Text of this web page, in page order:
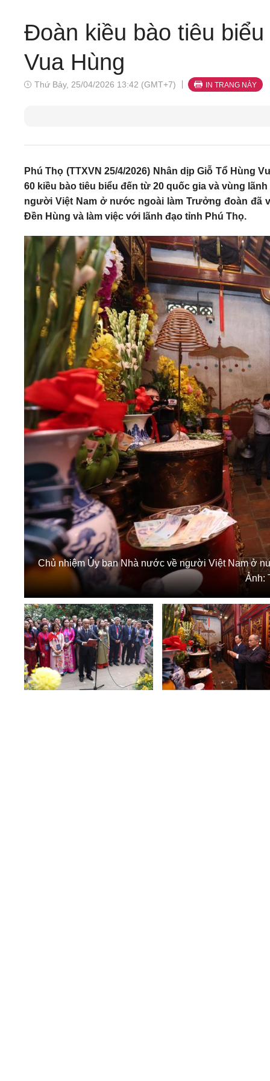
Đoàn kiều bào tiêu
Vua Hùng
Thứ Bảy, 25/04/2026 13:42 (GMT+7) IN TRANG NÀY
Phú Thọ (TTXVN 25/4/2026) Nhân dịp Giỗ Tổ Hùng
60 kiều bào tiêu biểu đến từ 20 quốc gia và vùng
người Việt Nam ở nước ngoài làm Trưởng đoàn đã
Đền Hùng và làm việc với lãnh đạo tỉnh Phú Thọ.
Chủ nhiệm Ủy ban Nhà nước về người Việt Nam ở
Ảnh: